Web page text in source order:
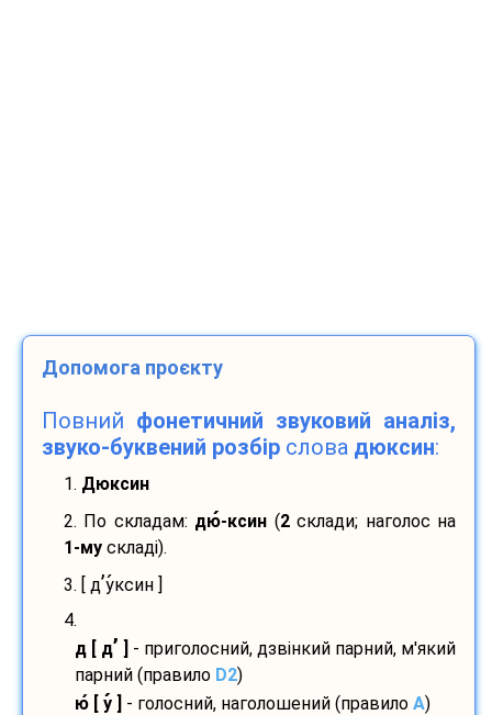
Допомога проєкту
Повний фонетичний звуковий аналіз,
звуко-буквений розбір слова дюксин:
1. Дюксин
2. По складам: дю-ксин (2склади; наголос на
1-му складі).
3. [ д’уксин ]
4.
д [ д’
- приголосний, дзвінкий парний, м'який
парний (правило D2)
ю [ у - голосний, наголошений (правило A)